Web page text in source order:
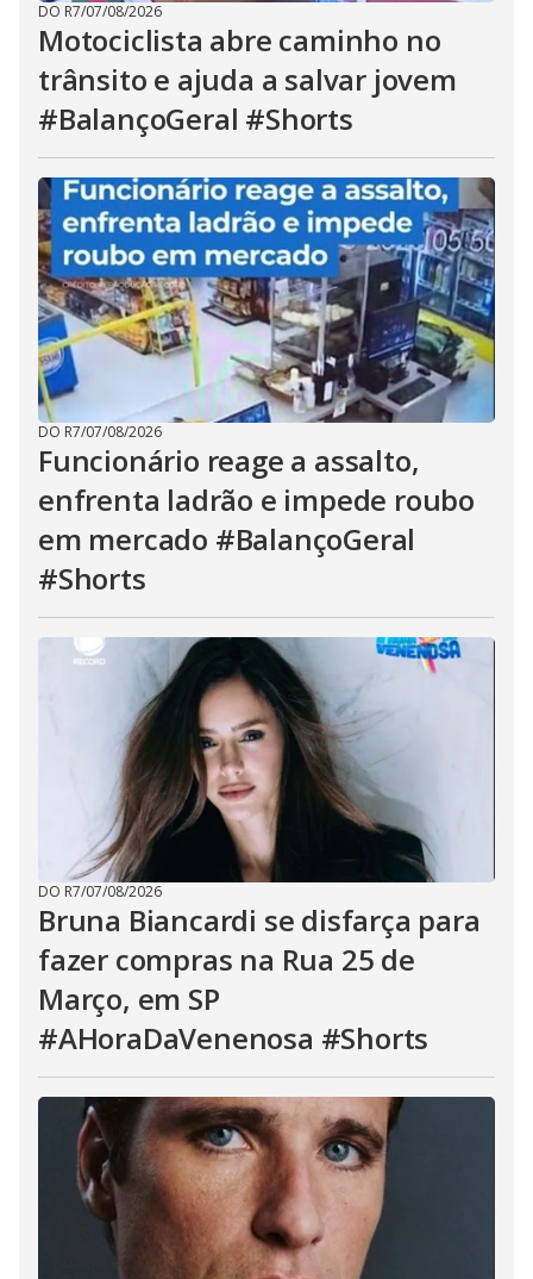
DO R7/07/08/2026
Motociclista abre caminho no
trânsito e ajuda a salvar jovem
#BalançoGeral #Shorts
DO R7/07/08/2026
Funcionário reage a assalto,
enfrenta ladrão e impede roubo
em mercado #BalançoGeral
#Shorts
DO R7/07/08/2026
Bruna Biancardi se disfarça para
fazer compras na Rua 25 de
Março, em SP
#AHoraDaVenenosa #Shorts